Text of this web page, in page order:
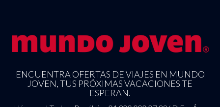
ENCUENTRA OFERTAS DE VIAJES EN MUNDO
JOVEN, TUS PRÓXIMAS VACACIONES TE
ESPERAN.